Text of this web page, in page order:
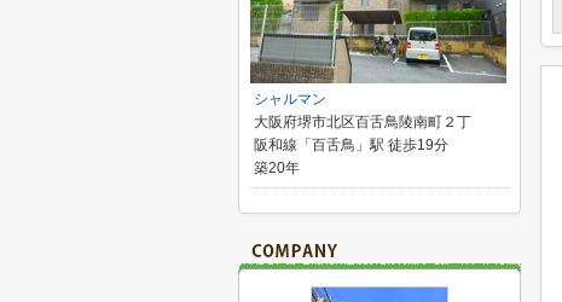
シャルマン
大阪府堺市北区百舌鳥陵南町２丁
阪和線「百舌鳥」駅 徒歩19分
築20年